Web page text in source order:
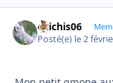
chichis06
Posté(e) le 2